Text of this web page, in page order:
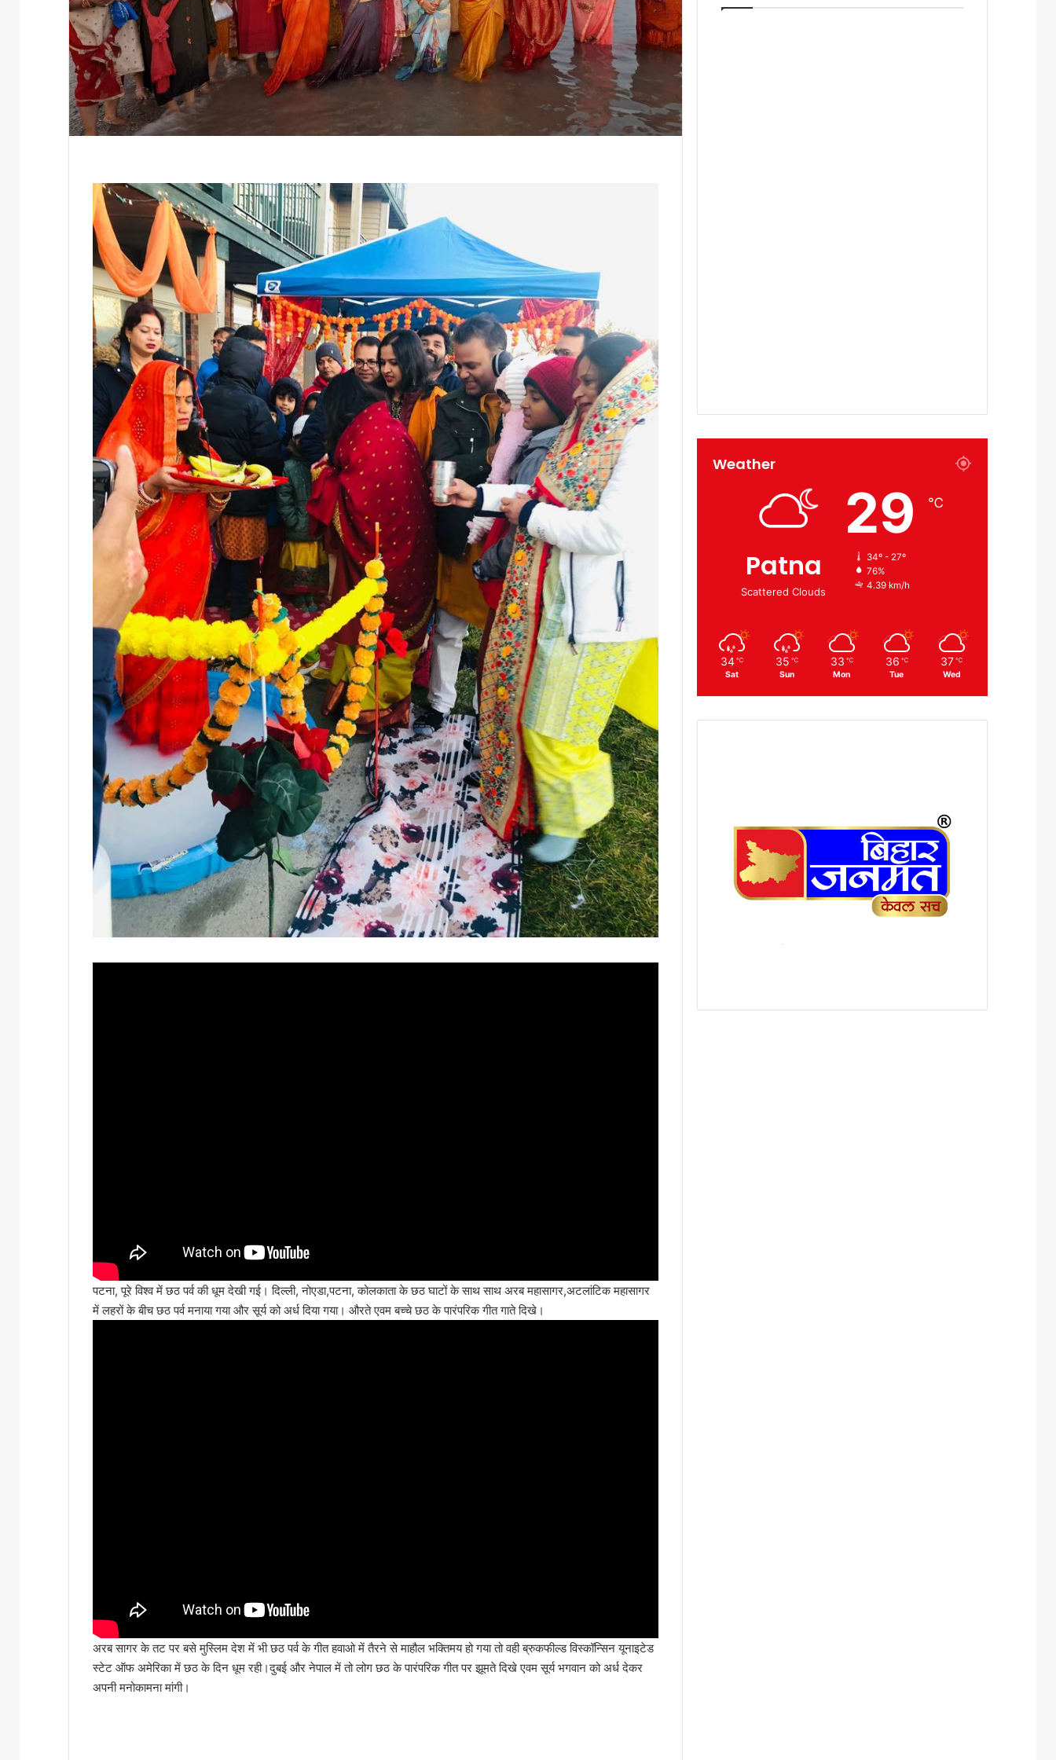
पटना, पूरे विश्व में छठ पर्व की धूम देखी गई। दिल्ली, नोएडा,पटना, कोलकाता के छठ घाटों के साथ साथ अरब महासागर,अटलांटिक महासागर
में लहरों के बीच छठ पर्व मनाया गया और सूर्य को अर्ध दिया गया। औरते एवम बच्चे छठ के पारंपरिक गीत गाते दिखे।
अरब सागर के तट पर बसे मुस्लिम देश में भी छठ पर्व के गीत हवाओ में तैरने से माहौल भक्तिमय हो गया तो वही ब्रुकफील्ड विस्कॉन्सिन यूनाइटेड
स्टेट ऑफ अमेरिका में छठ के दिन धूम रही।दुबई और नेपाल में तो लोग छठ के पारंपरिक गीत पर झूमते दिखे एवम सूर्य भगवान को अर्ध देकर
अपनी मनोकामना मांगी।
Weather
Patna
Scattered Clouds
29 ℃
34º - 27º
76%
4.39 km/h
34 ℃
Sat
35 ℃
Sun
33 ℃
Mon
36 ℃
Tue
37 ℃
Wed